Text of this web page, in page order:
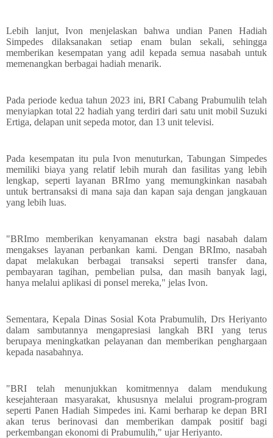
Lebih lanjut, Ivon menjelaskan bahwa undian Panen Hadiah
Simpedes dilaksanakan setiap enam bulan sekali, sehingga
memberikan kesempatan yang adil kepada semua nasabah untuk
memenangkan berbagai hadiah menarik.
Pada periode kedua tahun 2023 ini, BRI Cabang Prabumulih telah
menyiapkan total 22 hadiah yang terdiri dari satu unit mobil Suzuki
Ertiga, delapan unit sepeda motor, dan 13 unit televisi.
Pada kesempatan itu pula Ivon menuturkan, Tabungan Simpedes
memiliki biaya yang relatif lebih murah dan fasilitas yang lebih
lengkap, seperti layanan BRImo yang memungkinkan nasabah
untuk bertransaksi di mana saja dan kapan saja dengan jangkauan
yang lebih luas.
"BRImo memberikan kenyamanan ekstra bagi nasabah dalam
mengakses layanan perbankan kami. Dengan BRImo, nasabah
dapat melakukan berbagai transaksi seperti transfer dana,
pembayaran tagihan, pembelian pulsa, dan masih banyak lagi,
hanya melalui aplikasi di ponsel mereka," jelas Ivon.
Sementara, Kepala Dinas Sosial Kota Prabumulih, Drs Heriyanto
dalam sambutannya mengapresiasi langkah BRI yang terus
berupaya meningkatkan pelayanan dan memberikan penghargaan
kepada nasabahnya.
"BRI telah menunjukkan komitmennya dalam mendukung
kesejahteraan masyarakat, khususnya melalui program-program
seperti Panen Hadiah Simpedes ini. Kami berharap ke depan BRI
akan terus berinovasi dan memberikan dampak positif bagi
perkembangan ekonomi di Prabumulih," ujar Heriyanto.